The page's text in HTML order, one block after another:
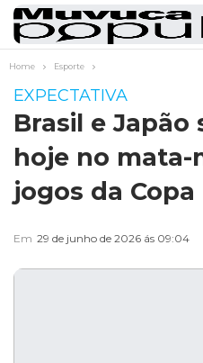
Home Esporte
EXPECTATIVA
Brasil e
hoje no mata-
jogos da Copa
Em 29 de junho de 2026 ás 09:04